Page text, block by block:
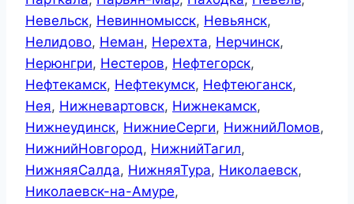
Невельск, Невинномысск, Невьянск,
Нелидово, Неман, Нерехта, Нерчинск,
Нерюнгри, Нестеров, Нефтегорск,
Нефтекамск, Нефтекумск, Нефтеюганск,
Нея, Нижневартовск, Нижнекамск,
Нижнеудинск, НижниеСерги, НижнийЛомов,
НижнийНовгород, НижнийТагил,
НижняяСалда, НижняяТура, Николаевск,
Николаевск-на-Амуре,